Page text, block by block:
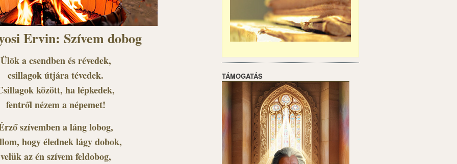
Ervin: Szívem dobog
Ülök a csendben és révedek,
csillagok útjára tévedek.
között, ha lépkedek,
fentről nézem a népemet!
szívemben a láng lobog,
hogy élednek lágy dobok,
velük az én szívem feldobog,
TÁMOGATÁS